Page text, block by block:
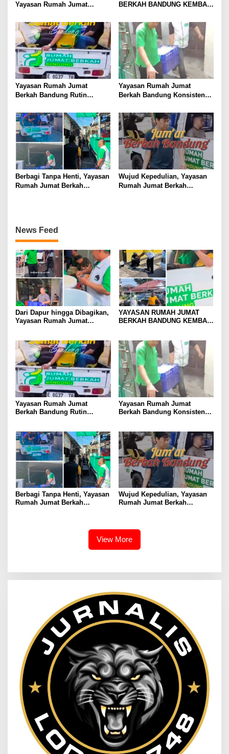
Yayasan Rumah Jumat
Semangat Berbagi
BERKAH BANDUNG KEMBALI
BAGIKAN MAKANAN KE
MASJID DAN MASYARAKAT
DI JALANAN
Yayasan Rumah Jumat
Berkah Bandung Rutin
kepada Masjid dan Warga di
Jalanan
Yayasan Rumah Jumat
Berkah Bandung Konsisten
Jumat, DKM dan Jemaah
Berikan Apresiasi
Berbagi Tanpa Henti, Yayasan
Rumah Jumat Berkah
Wujud Kepedulian, Yayasan
Rumah Jumat Berkah
News Feed
Dari Dapur hingga Dibagikan,
Yayasan Rumah Jumat
YAYASAN RUMAH JUMAT
BERKAH BANDUNG KEMBALI
MASJID DAN MASYARAKAT
DI JALANAN
Yayasan Rumah Jumat
Berkah Bandung Rutin
Jalanan
Yayasan Rumah Jumat
Berkah Bandung Konsisten
Berikan Apresiasi
Berbagi Tanpa Henti, Yayasan
Rumah Jumat Berkah
Wujud Kepedulian, Yayasan
Rumah Jumat Berkah
View More